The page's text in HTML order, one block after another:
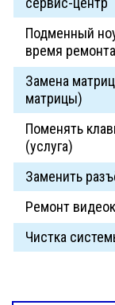
Подменный
время ремонта
Замена
матрицы)
Поменять
(услуга)
Заменить
Ремонт
Чистка